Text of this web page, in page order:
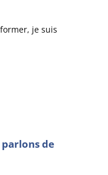
je suis
parlons de